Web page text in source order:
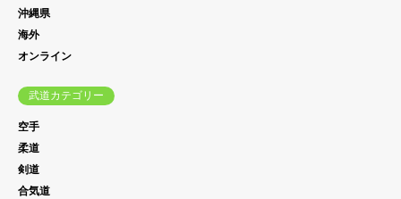
沖縄県
海外
オンライン
武道カテゴリー
空手
柔道
剣道
合気道